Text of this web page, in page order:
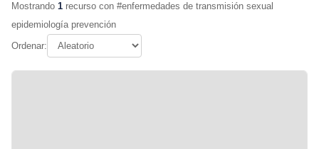
Mostrando 1 recurso con #enfermedades de transmisión sexual
epidemiología prevención
Ordenar: